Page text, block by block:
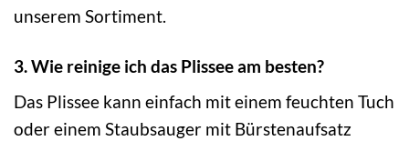
unserem Sortiment.
3. Wie reinige ich das Plissee am besten?
Das Plissee kann einfach mit einem feuchten Tuch
oder einem Staubsauger mit Bürstenaufsatz